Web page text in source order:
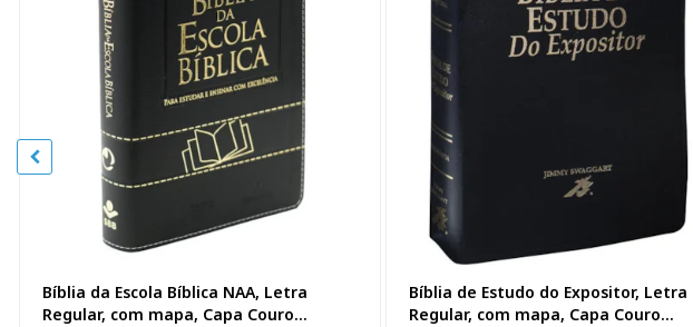
Bíblia da Escola Bíblica NAA, Letra
Regular, com mapa, Capa Couro
Bíblia de Estudo do Expositor, Letra
Regular, com mapa, Capa Couro